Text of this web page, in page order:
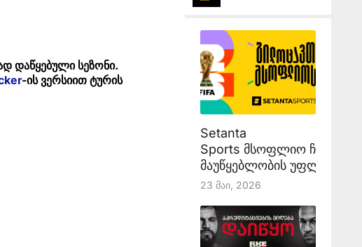
დაწყებული სეზონი.
-ის ვერსიით ტურის
Setanta
Sports მსოფლიო
მაუწყებლობის უფლებას
23 Მაი, 2026